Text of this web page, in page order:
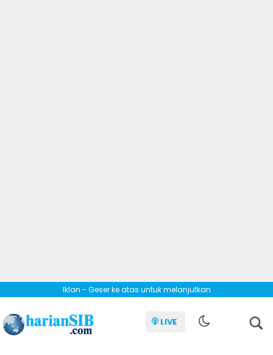
Iklan - Geser ke atas untuk melanjutkan
LIVE